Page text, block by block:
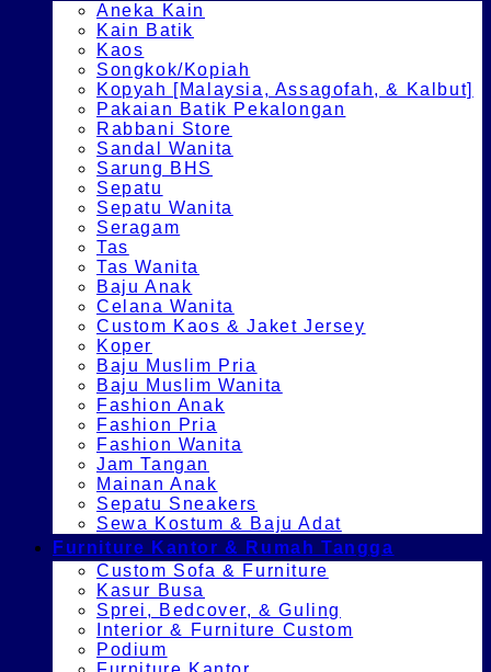
Aneka Kain
Kain Batik
Kaos
Songkok/Kopiah
Kopyah [Malaysia, Assagofah, & Kalbut]
Pakaian Batik Pekalongan
Rabbani Store
Sandal Wanita
Sarung BHS
Sepatu
Sepatu Wanita
Seragam
Tas
Tas Wanita
Baju Anak
Celana Wanita
Custom Kaos & Jaket Jersey
Koper
Baju Muslim Pria
Baju Muslim Wanita
Fashion Anak
Fashion Pria
Fashion Wanita
Jam Tangan
Mainan Anak
Sepatu Sneakers
Sewa Kostum & Baju Adat
Furniture Kantor & Rumah Tangga
Custom Sofa & Furniture
Kasur Busa
Sprei, Bedcover, & Guling
Interior & Furniture Custom
Podium